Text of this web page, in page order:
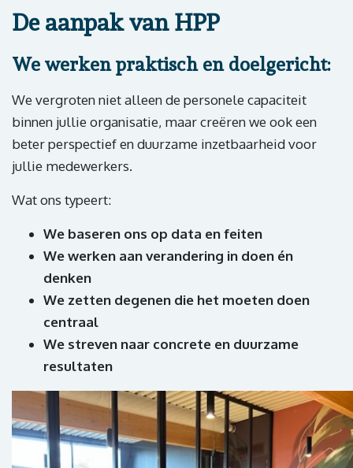
De aanpak van HPP
We werken praktisch en doelgericht:
We vergroten niet alleen de personele capaciteit
binnen jullie organisatie, maar creëren we ook een
beter perspectief en duurzame inzetbaarheid voor
jullie medewerkers.
Wat ons typeert:
We baseren ons op ​data en feiten
We werken aan verandering​ in doen én
denken
We zetten degenen die het moeten doen
centraal
We streven naar concrete en duurzame
resultaten